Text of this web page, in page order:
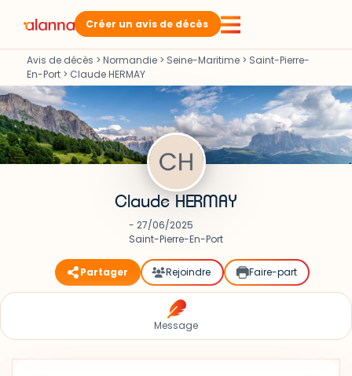
Créer un avis de décès
Avis de décès > Normandie > Seine-Maritime > Saint-Pierre-
En-Port > Claude HERMAY
Claude HERMAY
- 27/06/2025
Saint-Pierre-En-Port
Partager Rejoindre Faire-part
Message